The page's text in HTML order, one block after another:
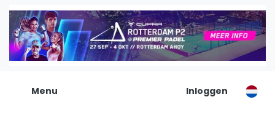
Menu
De Padel Gids
Alle padel locaties
Padelwinkels
Organisatie
Inloggen